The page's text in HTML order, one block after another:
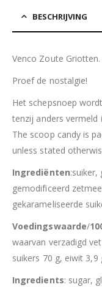
BESCHRIJVING
Venco Zoute Griotten.
Proef de nostalgie!
Het schepsnoep
tenzij anders vermeld
The scoop candy is
unless stated
Ingrediënten
gemodificeerd
gekarameliseerde
Voedingswaarde/
waarvan verzadigd
suikers 70 g, eiwit 3,9
Ingredients: sugar,